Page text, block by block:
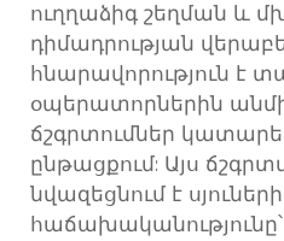
ուղղաձիգ շեղման և
դիմադրության
հնարավորություն է
օպերատորներին
ճշգրտումներ
ընթացքում: Այս
նվազեցնում է